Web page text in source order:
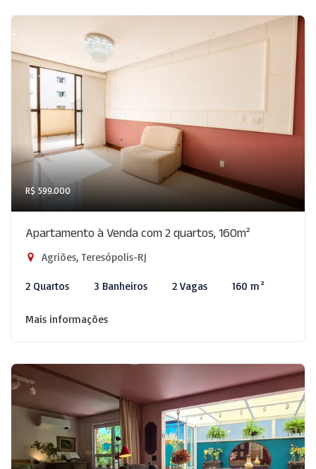
R$ 599.000
Apartamento à Venda com 2 quartos, 160m²
Agriões, Teresópolis-RJ
2 Quartos 3 Banheiros 2 Vagas 160 m²
Mais informações